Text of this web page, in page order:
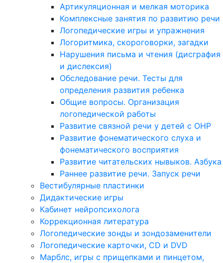
Артикуляционная и мелкая моторика
Комплексные занятия по развитию речи
Логопедические игры и упражнения
Логоритмика, скороговорки, загадки
Нарушения письма и чтения (дисграфия
и дислексия)
Обследование речи. Тесты для
определения развития ребенка
Общие вопросы. Организация
логопедической работы
Развитие связной речи у детей с ОНР
Развитие фонематического слуха и
фонематического восприятия
Развитие читательских нывыков. Азбука
Раннее развитие речи. Запуск речи
Вестибулярные пластинки
Дидактические игры
Кабинет нейропсихолога
Коррекционная литература
Логопедические зонды и зондозаменители
Логопедические карточки, CD и DVD
Марблс, игры с прищепками и пинцетом,